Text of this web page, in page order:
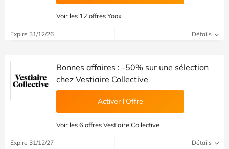
Voir les 12 offres Yoox
Expire 31/12/26 Détails
Bonnes affaires : -50% sur une sélection
chez Vestiaire Collective
Activer l’Offre
Voir les 6 offres Vestiaire Collective
Expire 31/12/27 Détails